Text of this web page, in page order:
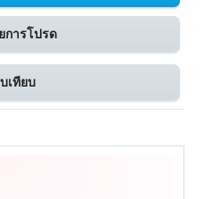
การโปรด
เทียบ